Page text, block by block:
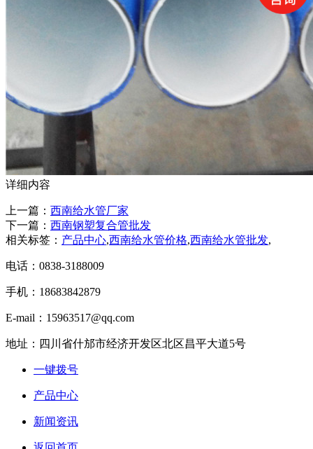
详细内容
上一篇： 西南给水管厂家
下一篇： 西南钢塑复合管批发
相关标签： 产品中心,西南给水管价格,西南给水管批发,
电话：0838-3188009
手机：18683842879
E-mail：15963517@qq.com
地址：四川省什邡市经济开发区北区昌平大道5号
一键拨号
产品中心
新闻资讯